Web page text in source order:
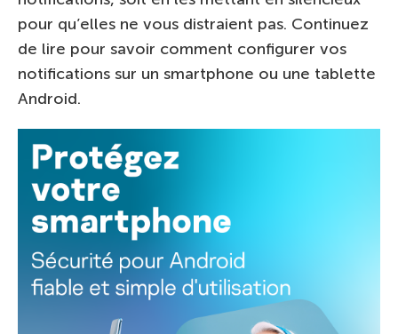
pour qu’elles ne vous distraient pas. Continuez
de lire pour savoir comment configurer vos
notifications sur un smartphone ou une tablette
Android.